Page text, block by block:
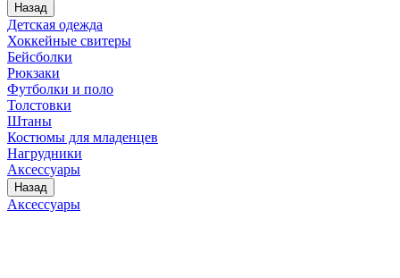
Назад
Детская одежда
Хоккейные свитеры
Бейсболки
Рюкзаки
Футболки и поло
Толстовки
Штаны
Костюмы для младенцев
Нагрудники
Аксессуары
Назад
Аксессуары